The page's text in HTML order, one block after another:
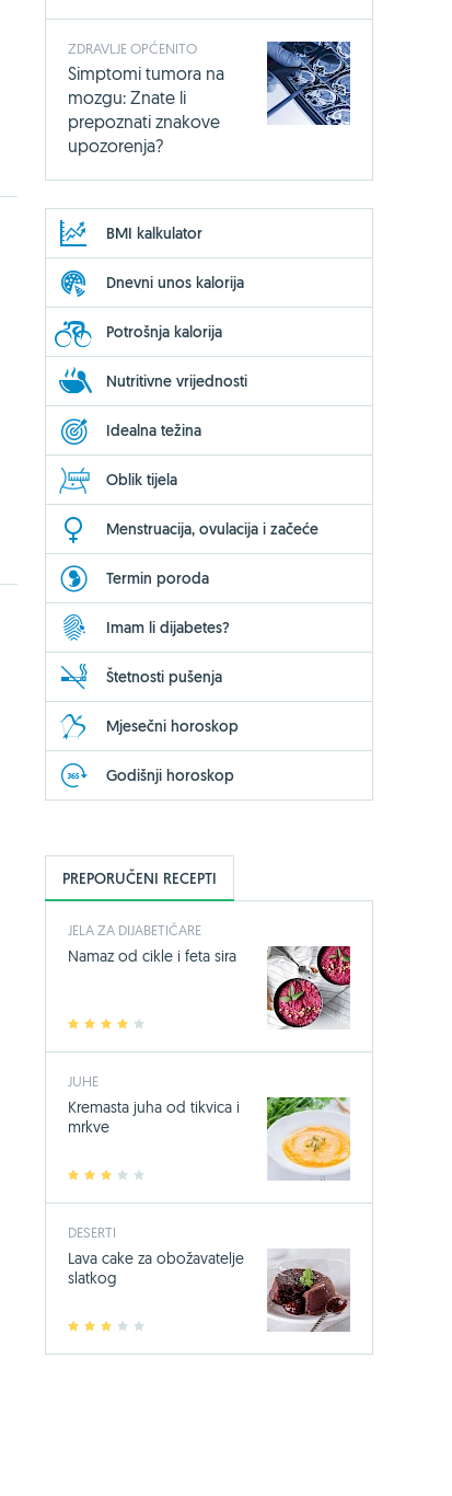
Bio-Kult, 60
17,49 €
ZDRAVLJE OPĆENITO
Simptomi tumora na
mozgu: Znate li
prepoznati znakove
upozorenja?
BMI kalkulator
Dnevni unos kalorija
Potrošnja kalorija
Nutritivne vrijednosti
Idealna težina
Oblik tijela
Menstruacija, ovulacija i začeće
Termin poroda
Imam li dijabetes?
Štetnosti pušenja
Mjesečni horoskop
Godišnji horoskop
PREPORUČENI RECEPTI
JELA ZA DIJABETIČARE
2 3 4
Namaz od cikle i feta sira
JUHE
2 3 4
Kremasta juha od tikvica i
mrkve
DESERTI
2 3 4
Lava cake za obožavatelje
slatkog